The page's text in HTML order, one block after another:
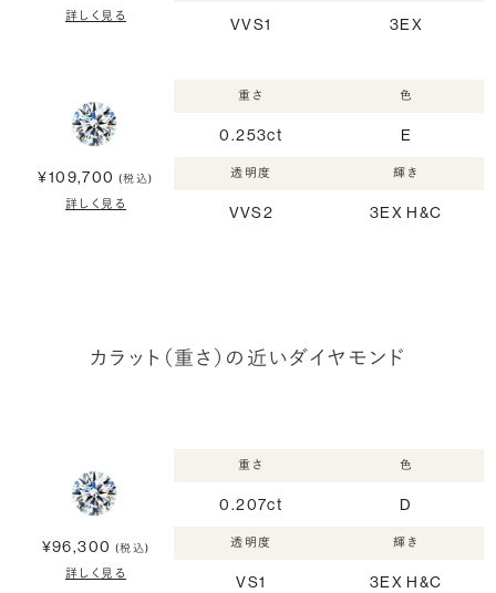
詳しく見る VVS1 3EX
¥109,700 (税込)
詳しく見る
重さ
0.253ct
色
E
透明度
VVS2
輝き
3EX H&C
カラット（重さ）の近いダイヤモンド
¥96,300 (税込)
詳しく見る
重さ
0.207ct
色
D
透明度
VS1
輝き
3EX H&C